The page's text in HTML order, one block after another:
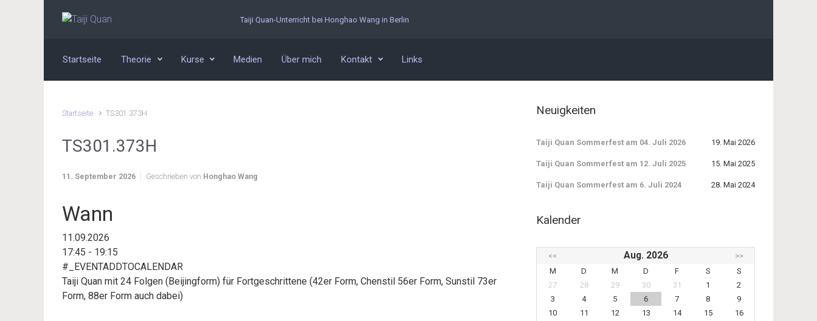
Zum Hauptinhalt springen Taiji Quan-Unterricht bei Honghao Wang in Berlin
Startseite Theorie Kurse Medien Über mich Kontakt Links
Startseite TS301.373H
TS301.373H
11. September 2026 Geschrieben von Honghao Wang
Wann
11.09.2026
17:45 - 19:15
#_EVENTADDTOCALENDAR
Taiji Quan mit 24 Folgen (Beijingform) für Fortgeschrittene (42er Form, Chenstil 56er Form, Sunstil 73er
Form, 88er Form auch dabei)
Neuigkeiten
Taiji Quan Sommerfest am 04. Juli 2026 19. Mai 2026
Taiji Quan Sommerfest am 12. Juli 2025 15. Mai 2025
Taiji Quan Sommerfest am 6. Juli 2024 28. Mai 2024
Kalender
<< Aug. 2026
>>
M
D M D F S
S
27
28 29 30 31 1
2
3
4 5 6 7 8
9
10
11 12 13 14 15
16